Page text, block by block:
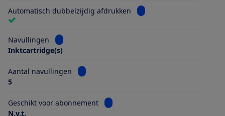
Automatisch dubbelzijdig afdrukken Bekijk informatie voor
Navullingen
Bekijk informatie voor Navullingen
Inktcartridge(s)
Aantal navullingen
Bekijk informatie voor Aantal navullingen
5
Geschikt voor abonnement
Bekijk informatie voor Geschikt
N.v.t.